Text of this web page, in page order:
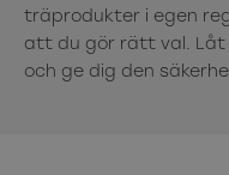
träprodukter i egen
att du gör rätt val. Låt
och ge dig den